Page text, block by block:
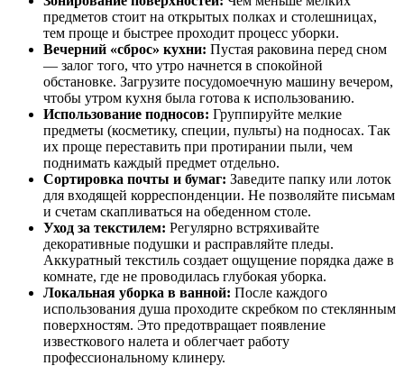
предметов стоит на открытых полках и столешницах,
тем проще и быстрее проходит процесс уборки.
Вечерний «сброс» кухни: Пустая раковина перед сном
— залог того, что утро начнется в спокойной
обстановке. Загрузите посудомоечную машину вечером,
чтобы утром кухня была готова к использованию.
Использование подносов: Группируйте мелкие
предметы (косметику, специи, пульты) на подносах. Так
их проще переставить при протирании пыли, чем
поднимать каждый предмет отдельно.
Сортировка почты и бумаг: Заведите папку или лоток
для входящей корреспонденции. Не позволяйте письмам
и счетам скапливаться на обеденном столе.
Уход за текстилем: Регулярно встряхивайте
декоративные подушки и расправляйте пледы.
Аккуратный текстиль создает ощущение порядка даже в
комнате, где не проводилась глубокая уборка.
Локальная уборка в ванной: После каждого
использования душа проходите скребком по стеклянным
поверхностям. Это предотвращает появление
известкового налета и облегчает работу
профессиональному клинеру.